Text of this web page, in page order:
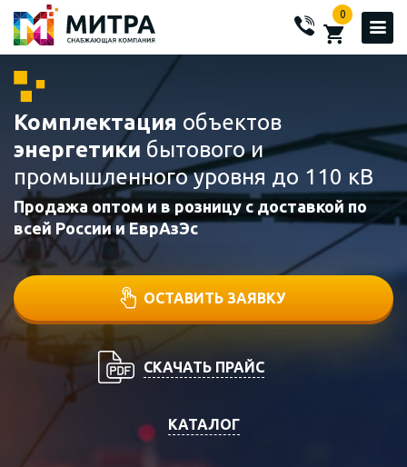
0
Комплектация объектов
энергетики бытового и
промышленного уровня до 110 кВ
Продажа оптом и в розницу с доставкой по
всей России и ЕврАзЭс
ОСТАВИТЬ ЗАЯВКУ
СКАЧАТЬ ПРАЙС
КАТАЛОГ